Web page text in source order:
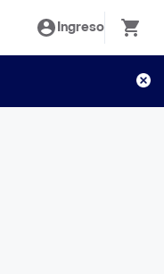
Ingreso